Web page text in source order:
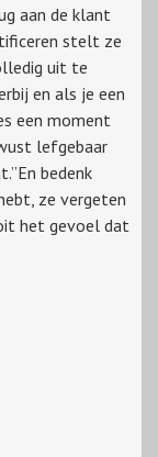
aan de klant
stelt ze
uit te
en als je een
een moment
lefgebaar
bedenk
ze vergeten
het gevoel dat